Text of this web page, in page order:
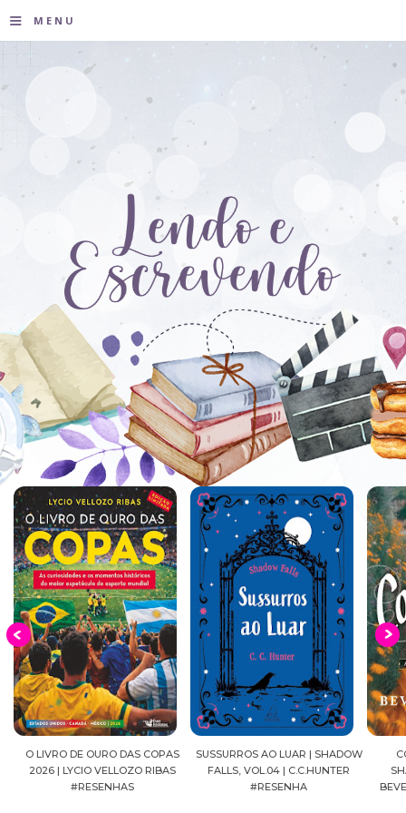
≡ MENU
O LIVRO DE OURO DAS COPAS
2026 | LYCIO VELLOZO RIBAS
#RESENHAS
SUSSURROS AO LUAR | SHADOW
FALLS, VOL.04 | C.C.HUNTER
#RESENHA